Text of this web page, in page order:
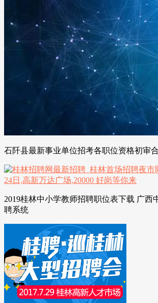
石阡县最新事业单位招考各职位资格初审
2019桂林中小学教师招聘职位表下载 广西
聘系统